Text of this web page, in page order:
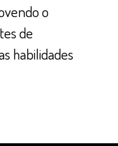
o
de
habilidades